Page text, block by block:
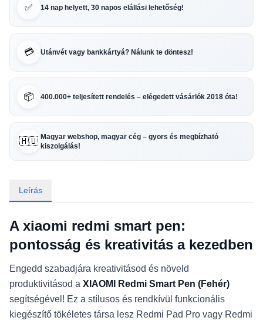
✅ 14 nap helyett, 30 napos elállási lehetőség!
💳 Utánvét vagy bankkártyá? Nálunk te döntesz!
📦 400.000+ teljesített rendelés – elégedett vásárlók 2018 óta!
🇭🇺 Magyar webshop, magyar cég – gyors és megbízható
kiszolgálás!
Leírás
A xiaomi redmi smart pen:
pontosság és kreativitás a kezedben
Engedd szabadjára kreativitásod és növeld
produktivitásod a XIAOMI Redmi Smart Pen (Fehér)
segítségével! Ez a stílusos és rendkívül funkcionális
kiegészítő tökéletes társa lesz Redmi Pad Pro vagy Redmi